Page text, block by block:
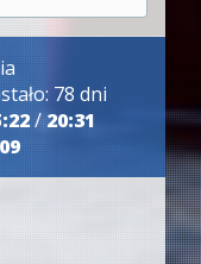
78 dni
/20:31